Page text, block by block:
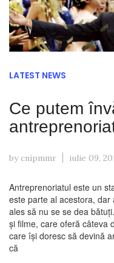
LATEST NEWS
Ce putem
by cnipmmr iulie 09,
Antreprenoriatul este un
este parte al acestora,
ales să nu se se dea
și filme, care oferă câteva
care își doresc să devină
că